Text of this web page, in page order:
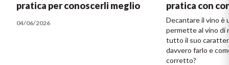
pratica per conoscerli meglio
04/06/2026
pratica con
Decantare il vino è
permette al vino di
tutto il suo
davvero farlo e
corretto?